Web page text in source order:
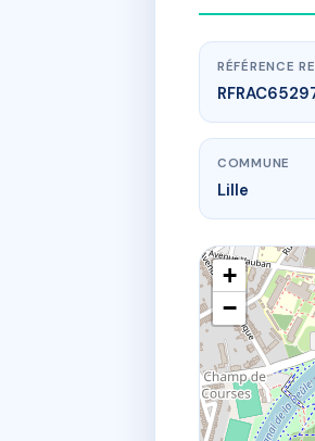
RÉFÉRENCE
COMMUNE
Lille
+
−